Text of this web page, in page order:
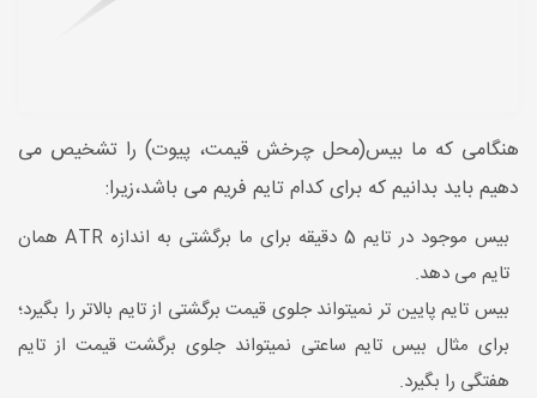
هنگامی که ما بیس(محل چرخش قیمت، پیوت) را تشخیص می
دهیم باید بدانیم که برای کدام تایم فریم می باشد،زیرا:
بیس موجود در تایم 5 دقیقه برای ما برگشتی به اندازه ATR همان
تایم می دهد.
بیس تایم پایین تر نمیتواند جلوی قیمت برگشتی از تایم بالاتر را بگیرد؛
برای مثال بیس تایم ساعتی نمیتواند جلوی برگشت قیمت از تایم
هفتگی را بگیرد.